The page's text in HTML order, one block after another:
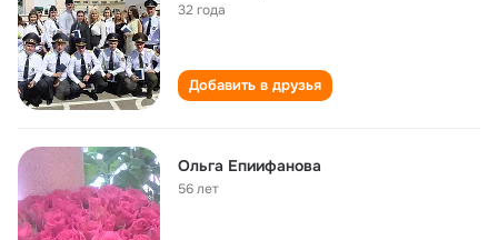
32 года
Добавить в друзья
Ольга Епиифанова
56 лет